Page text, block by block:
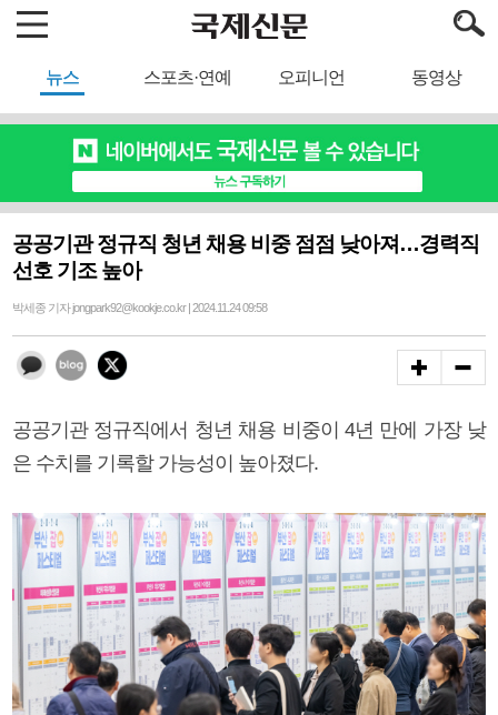
뉴스 스포츠·연예 오피니언 동영상
공공기관 정규직 청년 채용 비중 점점 낮아져…경력직
선호 기조 높아
박세종 기자 jongpark92@kookje.co.kr | 2024.11.24 09:58
공공기관 정규직에서 청년 채용 비중이 4년 만에 가장 낮
은 수치를 기록할 가능성이 높아졌다.